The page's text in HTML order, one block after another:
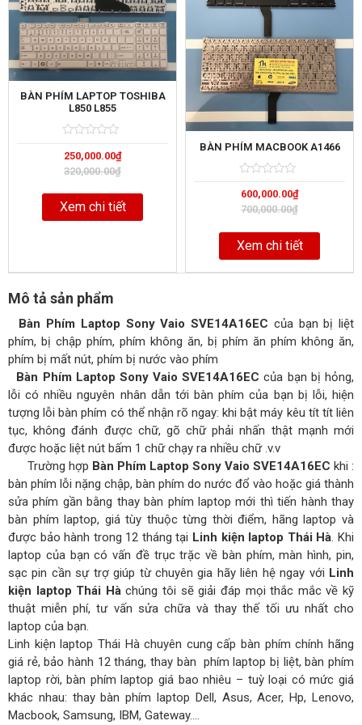
BÀN PHÍM LAPTOP TOSHIBA
L850 L855
0
out
of
320,000.00₫
250,000.00₫
Xem chi tiết
BÀN PHÍM MACBOOK A1466
0
out
of
700,000.00₫
600,000.00₫
Xem chi tiết
Mô tả sản phẩm
Bàn Phím Laptop Sony Vaio SVE14A16EC của bạn bị liệt
phím, bị chập phím, phím không ăn, bị phím ăn phím không ăn,
phím bị mất nút, phím bị nước vào phím
Bàn Phím Laptop Sony Vaio SVE14A16EC của bạn bị hỏng,
lỗi có nhiều nguyên nhân dẫn tới bàn phím của bạn bị lỗi, hiện
tượng lỗi bàn phím có thể nhận rõ ngay: khi bật máy kêu tít tít liên
tục, không đánh được chữ, gõ chữ phải nhấn thật mạnh mới
được hoặc liệt nút bấm 1 chữ chạy ra nhiều chữ .v.v
Trường hợp Bàn Phím Laptop Sony Vaio SVE14A16EC khi :
bàn phím lỗi nặng chập, bàn phím do nước đổ vào hoặc giá thành
sửa phím gần bằng thay bàn phím laptop mới thì tiến hành thay
bàn phím laptop, giá tùy thuộc từng thời điểm, hãng laptop và
được bảo hành trong 12 tháng tại Linh kiện laptop Thái Hà. Khi
laptop của bạn có vấn đề trục trặc về bàn phím, màn hình, pin,
sạc pin cần sự trợ giúp từ chuyên gia hãy liên hệ ngay với Linh
kiện laptop Thái Hàchúng tôi sẽ giải đáp mọi thắc mắc về kỹ
thuật miễn phí, tư vấn sửa chữa và thay thế tối ưu nhất cho
laptop của bạn.
Linh kiện laptop Thái Hà chuyên cung cấp bàn phím chính hãng
giá rẻ, bảo hành 12 tháng, thay bàn phím laptop bị liệt, bàn phím
laptop rời, bàn phím laptop giá bao nhiêu – tuỳ loại có mức giá
khác nhau: thay bàn phím laptop Dell, Asus, Acer, Hp, Lenovo,
Macbook, Samsung, IBM, Gateway….